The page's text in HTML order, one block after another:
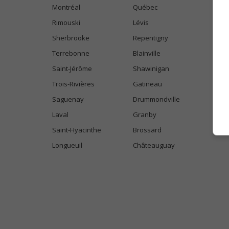
Montréal
Québec
Rimouski
Lévis
Sherbrooke
Repentigny
Terrebonne
Blainville
Saint-Jérôme
Shawinigan
Trois-Rivières
Gatineau
Saguenay
Drummondville
Laval
Granby
Saint-Hyacinthe
Brossard
Longueuil
Châteauguay